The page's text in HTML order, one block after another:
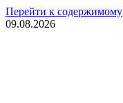
Перейти к содержимому
09.08.2026